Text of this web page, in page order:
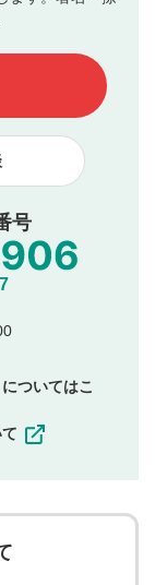
や掲載されない
への掲載をもっ
さい。
容は、掲載を
の投稿
定できる情報の
告・宣伝を目
の知的財産
削除はできま
者は、コメント
同意します。利
の広告・宣伝、
号
ついてはこ